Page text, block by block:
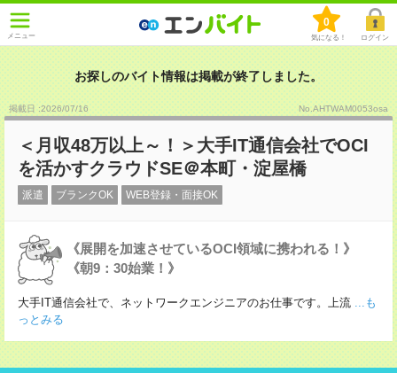
メニュー
0
気になる！ ログイン
お探しのバイト情報は掲載が終了しました。
掲載日 :2026/07/16 No.AHTWAM0053osa
＜月収48万以上～！＞大手IT通信会社でOCI
を活かすクラウドSE＠本町・淀屋橋
派遣 ブランクOK WEB登録・面接OK
《展開を加速させているOCI領域に携われる！》
《朝9：30始業！》
大手IT通信会社で、ネットワークエンジニアのお仕事です。上流 ...も
っとみる